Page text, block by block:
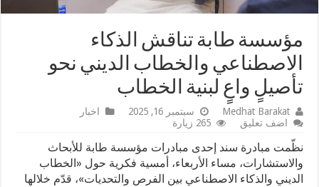
مؤسسة طابة تناقش الذكاء
الاصطناعي والخطاب الديني نحو
تأصيلٍ واعٍ لبنية الخطاب
Medhat Barakat سبتمبر 16, 2025
اخبار
اضف تعليق
265 زيارة
نظّمت مبادرة سند إحدى مبادرات مؤسسة طابة للأبحاث
والاستشارات، مساء الأربعاء، أمسية فكرية حول «الخطاب
الديني والذكاء الاصطناعي بين الفرص والتحديات»، قدّم خلالها